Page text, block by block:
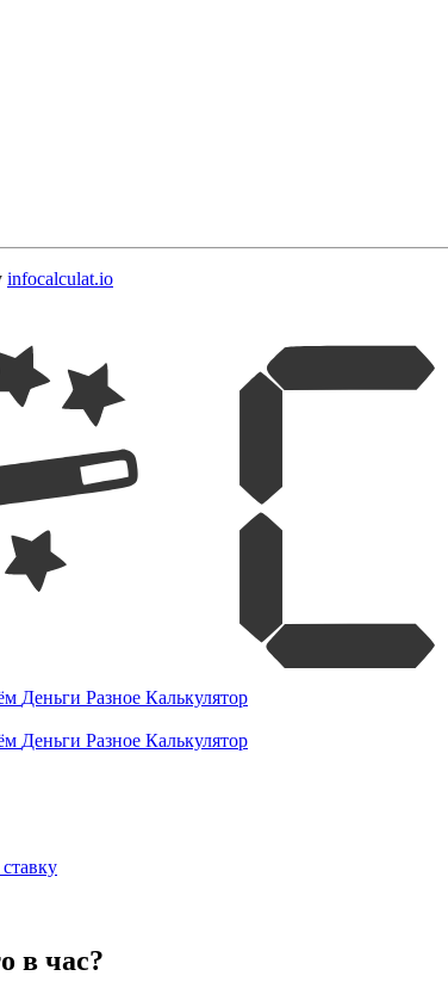
infocalculat.io
Деньги Разное Калькулятор
Деньги Разное Калькулятор
в час?